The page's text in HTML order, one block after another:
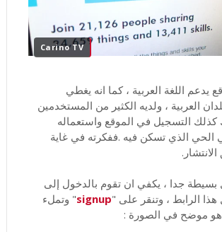
Carino TV
يدعم اللغة العربية ، كما انه يغطي
العربية ، ولديه الكثير من المستخدمين
كذلك التسجيل في الموقع واستعماله
الذي تسكن فيه .ففكرته في غاية
جدا ، يكفي ان تقوم بالدخول إلى
الرابط ، وتنقر على "signup" وتملء
هو موضح في الصورة :